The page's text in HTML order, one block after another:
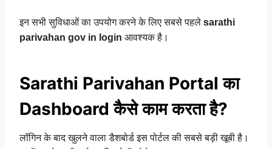
इन सभी सुविधाओं का उपयोग करने के लिए सबसे पहले sarathi
parivahan gov in login आवश्यक है।
Sarathi Parivahan Portal का
Dashboard कैसे काम करता है?
लॉगिन के बाद खुलने वाला डैशबोर्ड इस पोर्टल की सबसे बड़ी खूबी है।